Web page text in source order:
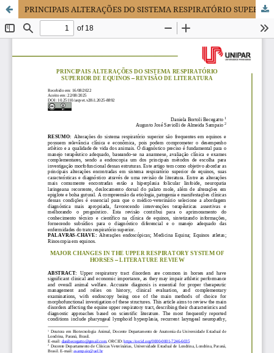
PRINCIPAIS ALTERAÇÕES DO SISTEMA RESPIRATÓRIO SUPERIOR DE EQUINOS – REVISÃO DE LITERATURA